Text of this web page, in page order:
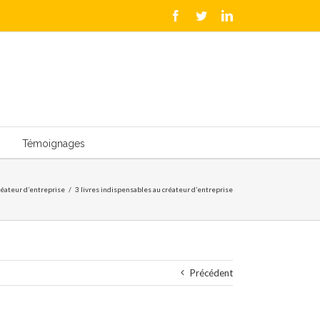
Facebook
TwitterLinkedIn
Témoignages
d’entreprise / 3 livres indispensables au créateur d’entreprise
Précédent